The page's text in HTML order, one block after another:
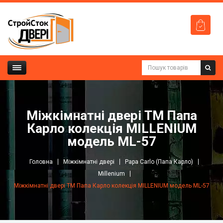
Міжкімнатні двері ТМ Папа
Карло колекція MILLENIUM
модель ML-57
Головна Міжкімнатні двері
Papa Carlo (Папа Карло)
Millenium
Міжкімнатні двері ТМ Папа Карло колекція MILLENIUM модель ML-57